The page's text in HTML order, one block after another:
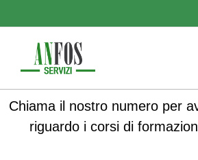
Chiama il nostro numero per
riguardo i corsi di